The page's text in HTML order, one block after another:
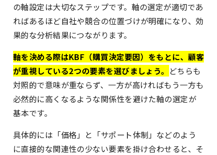
の軸設定は大切なステップです。軸の選定が適切であ
ればあるほど自社や競合の位置づけが明確になり、効
果的な分析結果につながります。
軸を決める際はKBF（購買決定要因）をもとに、顧客
が重視している2つの要素を選びましょう。 どちらも
対照的で意味が重ならず、一方が高ければもう一方も
必然的に高くなるような関係性を避けた軸の選定が
基本です。
具体的には「価格」と「サポート体制」などのよう
に直接的な関連性の少ない要素を掛け合わせると、そ